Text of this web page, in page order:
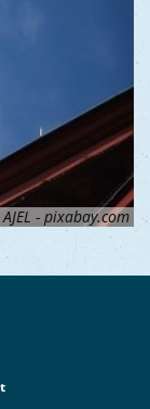
- pixabay.com